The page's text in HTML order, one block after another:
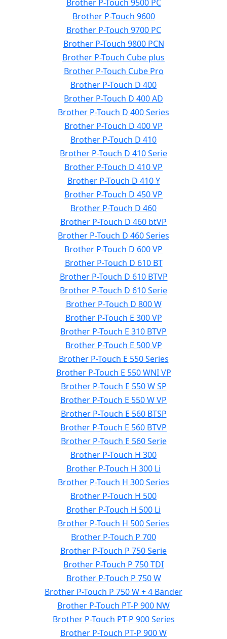
Brother P-Touch 9500 PC
Brother P-Touch 9600
Brother P-Touch 9700 PC
Brother P-Touch 9800 PCN
Brother P-Touch Cube plus
Brother P-Touch Cube Pro
Brother P-Touch D 400
Brother P-Touch D 400 AD
Brother P-Touch D 400 Series
Brother P-Touch D 400 VP
Brother P-Touch D 410
Brother P-Touch D 410 Serie
Brother P-Touch D 410 VP
Brother P-Touch D 410 Y
Brother P-Touch D 450 VP
Brother P-Touch D 460
Brother P-Touch D 460 btVP
Brother P-Touch D 460 Series
Brother P-Touch D 600 VP
Brother P-Touch D 610 BT
Brother P-Touch D 610 BTVP
Brother P-Touch D 610 Serie
Brother P-Touch D 800 W
Brother P-Touch E 300 VP
Brother P-Touch E 310 BTVP
Brother P-Touch E 500 VP
Brother P-Touch E 550 Series
Brother P-Touch E 550 WNI VP
Brother P-Touch E 550 W SP
Brother P-Touch E 550 W VP
Brother P-Touch E 560 BTSP
Brother P-Touch E 560 BTVP
Brother P-Touch E 560 Serie
Brother P-Touch H 300
Brother P-Touch H 300 Li
Brother P-Touch H 300 Series
Brother P-Touch H 500
Brother P-Touch H 500 Li
Brother P-Touch H 500 Series
Brother P-Touch P 700
Brother P-Touch P 750 Serie
Brother P-Touch P 750 TDI
Brother P-Touch P 750 W
Brother P-Touch P 750 W + 4 Bänder
Brother P-Touch PT-P 900 NW
Brother P-Touch PT-P 900 Series
Brother P-Touch PT-P 900 W